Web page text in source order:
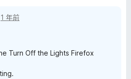
1 年前
Turn Off the Lights Firefox